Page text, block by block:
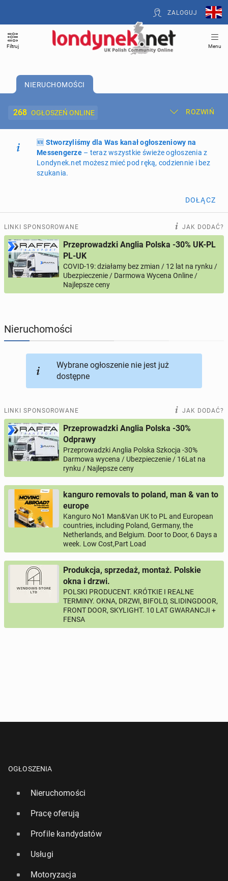
ZALOGUJ
Filtruj Menu
NIERUCHOMOŚCI
268 OGŁOSZEŃ ONLINE ROZWIŃ
Dodaj ogłoszenie Moje ogłoszenia
Oferta i cennik ogłoszeń
ogłoszeń online
PROFILE KANDYDATÓW 292 profile online
USŁUGI 162ogłoszenia online
KUPIĘ & SPRZEDAM
🆕 Stworzyliśmy dla Was kanał ogłoszeniowy na
Messengerze– teraz wszystkie świeże ogłoszenia z
Londynek.net możesz mieć pod ręką, codziennie i bez
szukania.
DOŁĄCZ
LINKI SPONSOROWANE JAK DODAĆ?
Przeprowadzki Anglia Polska -30% UK-PL
PL-UK
COVID-19: działamy bez zmian / 12 lat na rynku /
Ubezpieczenie / Darmowa Wycena Online /
Najlepsze ceny
Nieruchomości
Wybrane ogłoszenie nie jest już
dostępne
LINKI SPONSOROWANE JAK DODAĆ?
Przeprowadzki Anglia Polska -30%
Odprawy
Przeprowadzki Anglia Polska Szkocja -30%
Darmowa wycena / Ubezpieczenie / 16Lat na
rynku / Najlepsze ceny
kanguro removals to poland, man & van to
europe
Kanguro No1 Man&Van UK to PL and European
countries, including Poland, Germany, the
Netherlands, and Belgium. Door to Door, 6 Days a
week. Low Cost,Part Load
Produkcja, sprzedaż, montaż. Polskie
okna i drzwi.
POLSKI PRODUCENT. KRÓTKIE I REALNE
TERMINY. OKNA, DRZWI, BIFOLD, SLIDINGDOOR,
FRONT DOOR, SKYLIGHT. 10 LAT GWARANCJI +
FENSA
OGŁOSZENIA
Nieruchomości
Pracę oferują
Profile kandydatów
Usługi
Motoryzacja